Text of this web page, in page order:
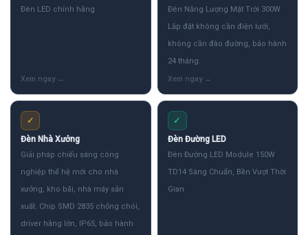
Đèn LED chính hãng
Đèn Năng Lượng Mặt Trời 300W
Lắp đặt không cần điện lưới,
không cần đào đường, bảo hành
24 tháng.
✓
Đèn Nhà Xưởng
Giải pháp chiếu sáng công
nghiệp thế hệ mới cho nhà
xưởng, kho bãi, nhà máy sản
xuất. Chip SMD 2835 chống chói,
driver hãng lớn, IP65, bảo hành
✓
Đèn Đường LED
Đèn Đường LED Module 150W
TD14 Sáng Chuẩn, Bền Vượt Thời
Gian